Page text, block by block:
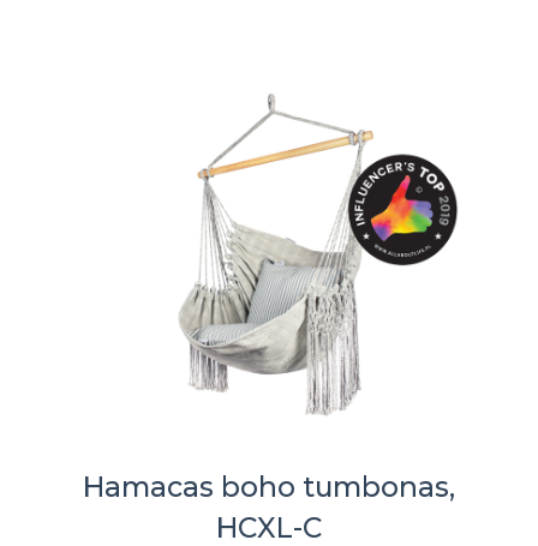
Hamacas boho tumbonas,
HCXL-C